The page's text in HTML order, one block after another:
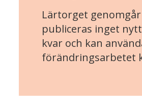
Lärtorget
publiceras inget
kvar och kan
förändringsarbetet